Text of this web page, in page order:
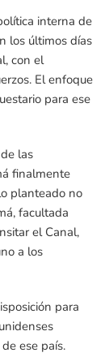
interna de
los últimos días
con el
El enfoque
para ese
las
finalmente
planteado no
facultada
el Canal,
a los
para
ese país.